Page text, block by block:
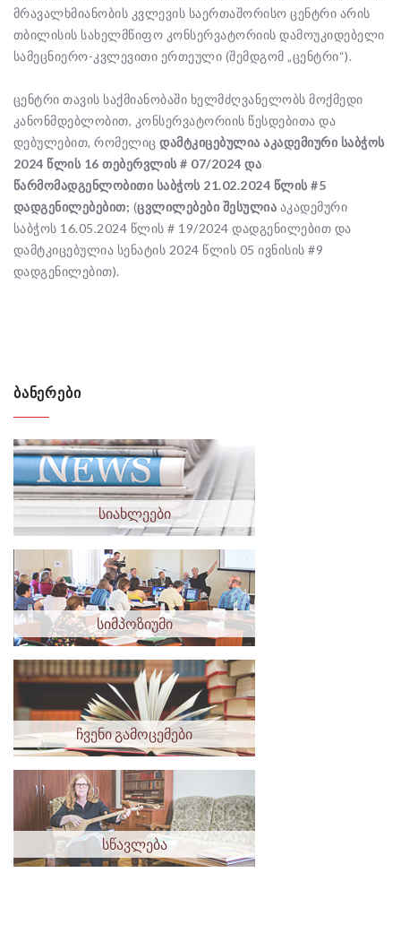
მრავალხმიანობის კვლევის საერთაშორისო ცენტრი არის
თბილისის სახელმწიფო კონსერვატორიის დამოუკიდებელი
სამეცნიერო-კვლევითი ერთეული (შემდგომ „ცენტრი“).
ცენტრი თავის საქმიანობაში ხელმძღვანელობს მოქმედი
კანონმდებლობით, კონსერვატორიის წესდებითა და
დებულებით, რომელიცდამტკიცებულიააკადემიური საბჭოს
2024 წლის 16 თებერვლის # 07/2024და
წარმომადგენლობითი საბჭოს 21.02.2024 წლის#5
დადგენილებებით; (ცვლილებები შესულია აკადემური
საბჭოს 16.05.2024 წლის # 19/2024 დადგენილებით და
დამტკიცებულია სენატის 2024 წლის 05 ივნისის #9
დადგენილებით).
ᲑᲐᲜᲔᲠᲔᲑᲘ
სიახლეები
სიმპოზიუმი
ჩვენი გამოცემები
სწავლება